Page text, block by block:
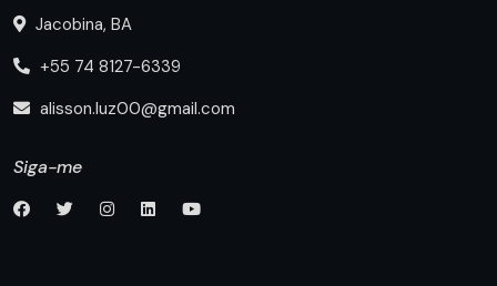
Jacobina, BA
+55 74 8127-6339
alisson.luz00@gmail.com
Siga-me